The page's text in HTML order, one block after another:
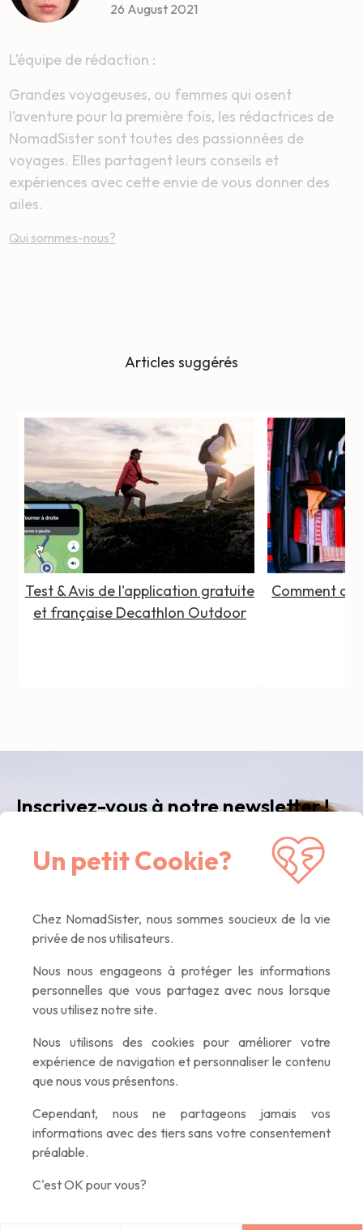
Un petit Cookie?
Chez NomadSister, nous sommes soucieux de la vie
privée de nos utilisateurs.
Nous nous engageons à protéger les informations
personnelles que vous partagez avec nous lorsque
vous utilisez notre site.
Nous utilisons des cookies pour améliorer votre
expérience de navigation et personnaliser le contenu
que nous vous présentons.
Cependant, nous ne partageons jamais vos
informations avec des tiers sans votre consentement
préalable.
C'est OK pour vous?
26 August 2021
L’équipe de rédaction :
Grandes voyageuses, ou femmes qui osent
l’aventure pour la première fois, les rédactrices de
NomadSister sont toutes des passionnées de
voyages. Elles partagent leurs conseils et
expériences avec cette envie de vous donner des
ailes.
Qui sommes-nous?
Articles suggérés
Test & Avis de l'application gratuite
et française Decathlon Outdoor
Comment
Inscrivez-vous à notre newsletter !
Recevez notre newslettermensuelle
avec nos
dernières nouvelles, des articles inspirants, des
promis :)